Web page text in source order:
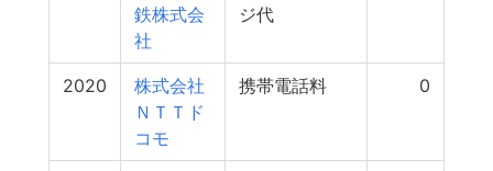
鉄株式会
社
ジ代
2020
株式会社
ＮＴＴド
コモ
携帯電話料 0